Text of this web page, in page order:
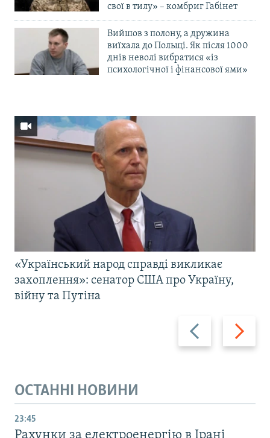
свої в тилу» – комбриг Габінет
Вийшов з полону, а дружина
виїхала до Польщі. Як після 1000
днів неволі вибратися «із
психологічної і фінансової ями»
Назад Вперед
«Український народ справді викликає
захоплення»: сенатор США про Україну,
війну та Путіна
ОСТАННІ НОВИНИ
23:45